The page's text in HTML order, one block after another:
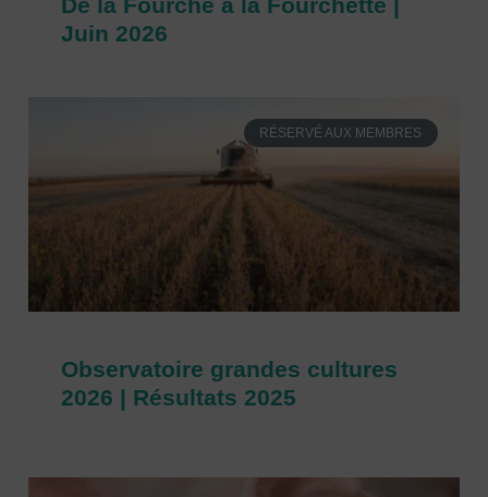
Juin 2026
RÉSERVÉ AUX MEMBRES
Observatoire grandes cultures
2026 | Résultats 2025